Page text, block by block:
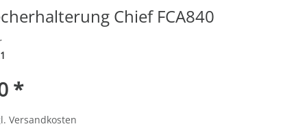
Chief FCA840
*
Versandkosten